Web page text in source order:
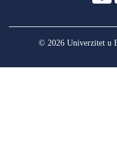
© 2026 Univerzitet u